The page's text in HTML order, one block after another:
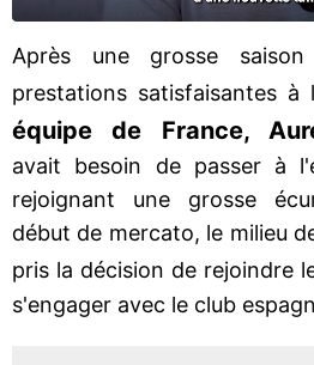
Après une grosse
prestations satisfaisantes à
équipe de France,
avait besoin de passer à
rejoignant une grosse
début de mercato, le milieu
pris la décision de rejoindre
s'engager avec le club